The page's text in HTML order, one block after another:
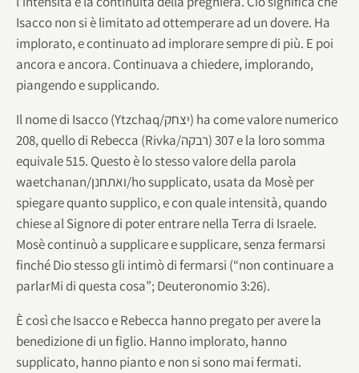
Isacco non si è limitato ad ottemperare ad un dovere. Ha
implorato, e continuato ad implorare sempre di più. E poi
ancora e ancora. Continuava a chiedere, implorando,
piangendo e supplicando.
Il nome di Isacco (Ytzchaq/יצחק) ha come valore numerico
208, quello di Rebecca (Rivka/רבקה) 307 e la loro somma
equivale 515. Questo è lo stesso valore della parola
waetchanan/ואתחנן/ho supplicato, usata da Mosè per
spiegare quanto supplico, e con quale intensità, quando
chiese al Signore di poter entrare nella Terra di Israele.
Mosè continuò a supplicare e supplicare, senza fermarsi
finché Dio stesso gli intimò di fermarsi (“non continuare a
parlarMi di questa cosa”; Deuteronomio 3:26).
È così che Isacco e Rebecca hanno pregato per avere la
benedizione di un figlio. Hanno implorato, hanno
supplicato, hanno pianto e non si sono mai fermati.